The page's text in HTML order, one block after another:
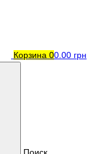
Корзина 00.00 грн